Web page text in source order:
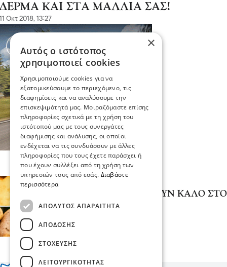
ΔΕΡΜΑ ΚΑΙ ΣΤΑ ΜΑΛΛΙΑ ΣΑΣ!
11 Οκτ 2018, 13:27
8 ΤΡΟΦΕΣ ΠΟΥ ΚΑΝΟΥΝ ΚΑΛΟ ΣΤΟ
ΔΕΡΜΑ ΣΑΣ!
×
Αυτός ο ιστότοπος
χρησιμοποιεί cookies
Χρησιμοποιούμε cookies για να
εξατομικεύσουμε το περιεχόμενο, τις
διαφημίσεις και να αναλύσουμε την
επισκεψιμότητά μας. Μοιραζόμαστε επίσης
πληροφορίες σχετικά με τη χρήση του
ιστότοπού μας με τους συνεργάτες
διαφήμισης και ανάλυσης, οι οποίοι
ενδέχεται να τις συνδυάσουν με άλλες
πληροφορίες που τους έχετε παράσχει ή
που έχουν συλλέξει από τη χρήση των
υπηρεσιών τους από εσάς. Διαβάστε
περισσότερα
ΑΠΟΛΎΤΩΣ ΑΠΑΡΑΊΤΗΤΑ
ΑΠΌΔΟΣΗΣ
ΣΤΌΧΕΥΣΗΣ
ΛΕΙΤΟΥΡΓΙΚΌΤΗΤΑΣ